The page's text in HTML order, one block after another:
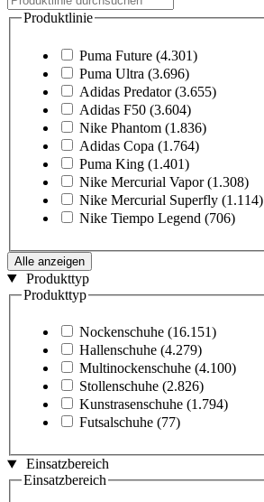
Produktlinie
Puma Future (4.301)
Puma Ultra (3.696)
Adidas Predator (3.655)
Adidas F50 (3.604)
Nike Phantom (1.836)
Adidas Copa (1.764)
Puma King (1.401)
Nike Mercurial Vapor (1.308)
Nike Mercurial Superfly (1.114)
Nike Tiempo Legend (706)
Alle anzeigen
Produkttyp
Produkttyp
Nockenschuhe (16.151)
Hallenschuhe (4.279)
Multinockenschuhe (4.100)
Stollenschuhe (2.826)
Kunstrasenschuhe (1.794)
Futsalschuhe (77)
Einsatzbereich
Einsatzbereich